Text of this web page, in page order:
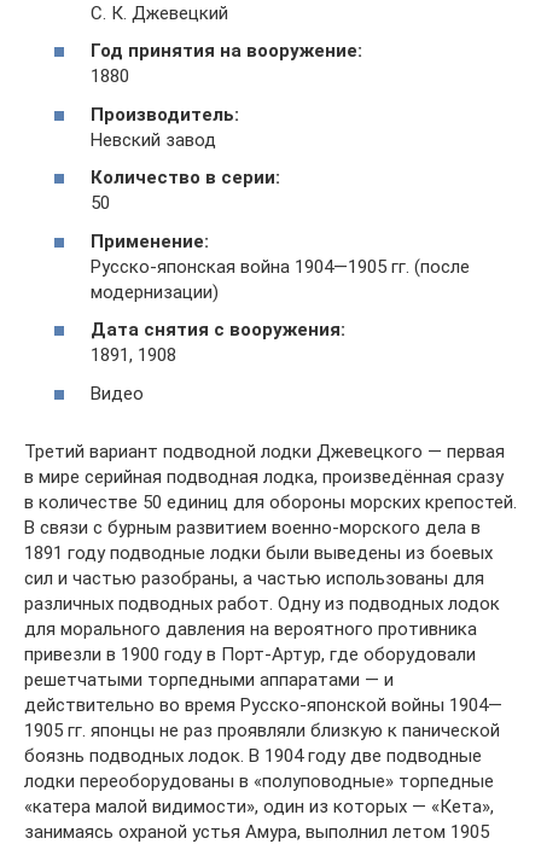
С. К. Джевецкий
Год принятия на вооружение:
1880
Производитель:
Невский завод
Количество в серии:
50
Применение:
Русско-японская война 1904—1905 гг. (после
модернизации)
Дата снятия с вооружения:
1891, 1908
Видео
Третий вариант подводной лодки Джевецкого — первая
в мире серийная подводная лодка, произведённая сразу
в количестве 50 единиц для обороны морских крепостей.
В связи с бурным развитием военно-морского дела в
1891 году подводные лодки были выведены из боевых
сил и частью разобраны, а частью использованы для
различных подводных работ. Одну из подводных лодок
для морального давления на вероятного противника
привезли в 1900 году в Порт-Артур, где оборудовали
решетчатыми торпедными аппаратами — и
действительно во время Русско-японской войны 1904—
1905 гг. японцы не раз проявляли близкую к панической
боязнь подводных лодок. В 1904 году две подводные
лодки переоборудованы в «полуповодные» торпедные
«катера малой видимости», один из которых — «Кета»,
занимаясь охраной устья Амура, выполнил летом 1905